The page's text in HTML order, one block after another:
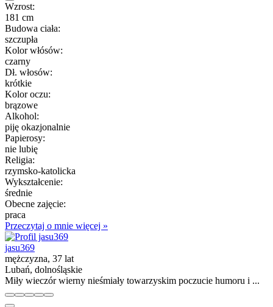
Wzrost:
181 cm
Budowa ciała:
szczupła
Kolor włósów:
czarny
Dł. włosów:
krótkie
Kolor oczu:
brązowe
Alkohol:
piję okazjonalnie
Papierosy:
nie lubię
Religia:
rzymsko-katolicka
Wykształcenie:
średnie
Obecne zajęcie:
praca
Przeczytaj o mnie więcej »
jasu369
mężczyzna, 37 lat
Lubań, dolnośląskie
Miły wieczór wierny nieśmiały towarzyskim poczucie humoru i ...